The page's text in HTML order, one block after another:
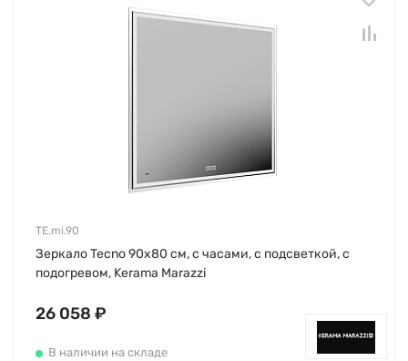
TE.mi.90
Зеркало Tecno 90х80 см, с часами, с подсветкой, с
подогревом, Kerama Marazzi
26 058 ₽
В наличии на складе